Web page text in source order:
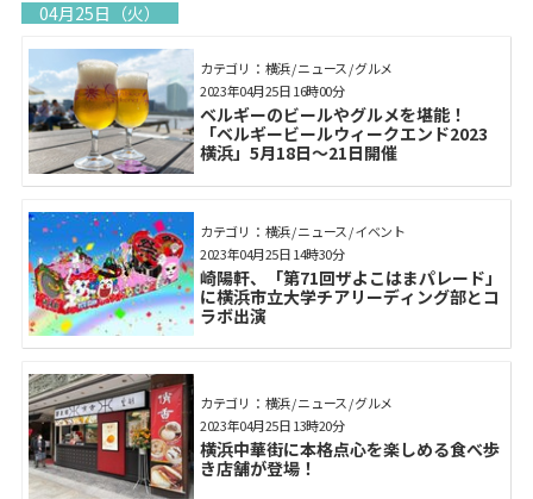
04月25日（火）
カテゴリ： 横浜 / ニュース / グルメ
ベルギーのビールやグルメを堪能！
「ベルギービールウィークエンド2023
横浜」5月18日〜21日開催
2023年04月25日 16時00分
カテゴリ： 横浜 / ニュース / イベント
崎陽軒、「第71回ザよこはまパレード」
に横浜市立大学チアリーディング部とコ
ラボ出演
2023年04月25日 14時30分
カテゴリ： 横浜 / ニュース / グルメ
横浜中華街に本格点心を楽しめる食べ歩
き店舗が登場！
2023年04月25日 13時20分